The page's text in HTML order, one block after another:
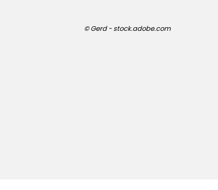
© Gerd - stock.adobe.com